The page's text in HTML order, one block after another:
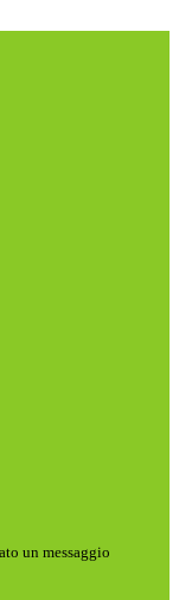
un messaggio